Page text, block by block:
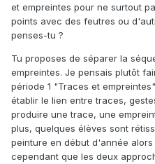
et empreintes pour ne surtout
points avec des feutres ou
penses-tu ?
Tu proposes de séparer la
empreintes. Je pensais plutôt
période 1 "Traces et
établir le lien entre traces,
produire une trace, une
plus, quelques élèves sont
peinture en début d'année
cependant que les deux